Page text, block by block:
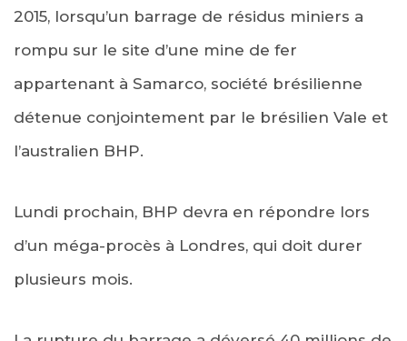
2015, lorsqu’un barrage de résidus miniers a
rompu sur le site d’une mine de fer
appartenant à Samarco, société brésilienne
détenue conjointement par le brésilien Vale et
l’australien BHP.
Lundi prochain, BHP devra en répondre lors
d’un méga-procès à Londres, qui doit durer
plusieurs mois.